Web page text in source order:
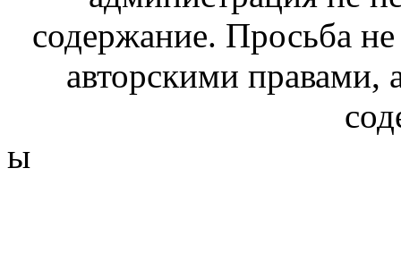
содержание. Просьба
авторскими правами,
ы